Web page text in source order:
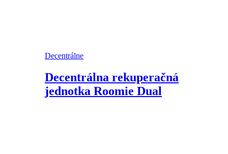
Decentrálne
Decentrálna rekuperačná
jednotka Roomie Dual